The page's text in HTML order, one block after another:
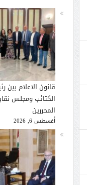
قانون الاعلام بين
الكتائب ومجلس
المحررين
أغسطس 6, 2026